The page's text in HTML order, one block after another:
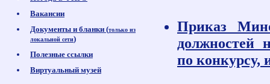
Вакансии
Документы и бланки (только из
локальной сети)
Полезные ссылки
Виртуальный музей
Приказ
должностей
по конкурсу,